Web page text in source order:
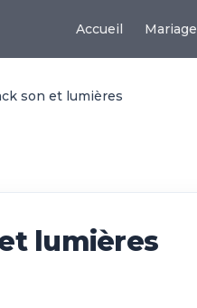
Accueil Mariage
son et lumières
lumières